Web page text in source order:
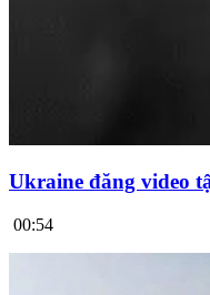
Ukraine đăng video
00:54